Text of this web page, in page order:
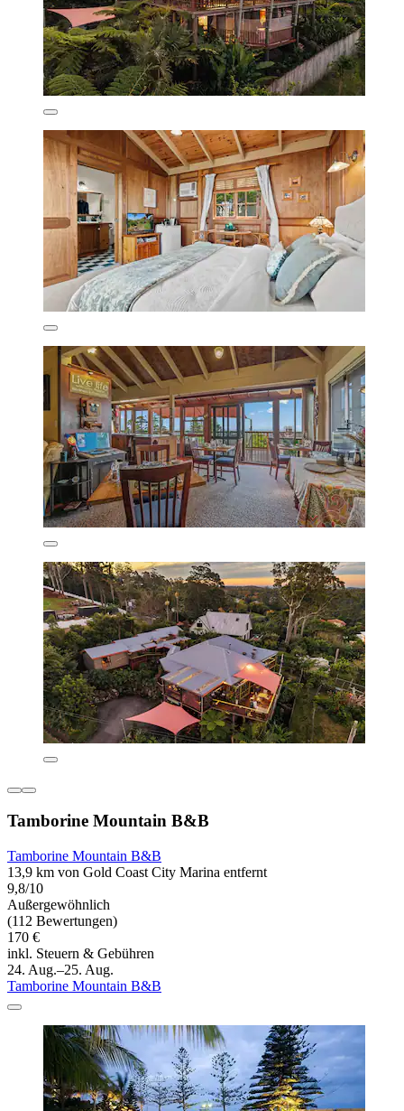
Tamborine Mountain B&B
Tamborine Mountain B&B
13,9 km von Gold Coast City Marina entfernt
9,8/10
Außergewöhnlich
(112 Bewertungen)
170 €
inkl. Steuern & Gebühren
24. Aug.–25. Aug.
Tamborine Mountain B&B